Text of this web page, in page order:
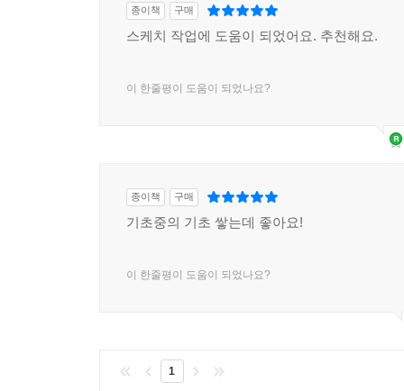
종이책 구매
스케치 작업에 도움이 되었어요. 추천해요.
이 한줄평이 도움이 되었나요?
종이책 구매
기초중의 기초 쌓는데 좋아요!
이 한줄평이 도움이 되었나요?
1